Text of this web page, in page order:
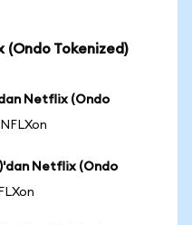
Tokenized)
Netflix (Ondo
Netflix (Ondo